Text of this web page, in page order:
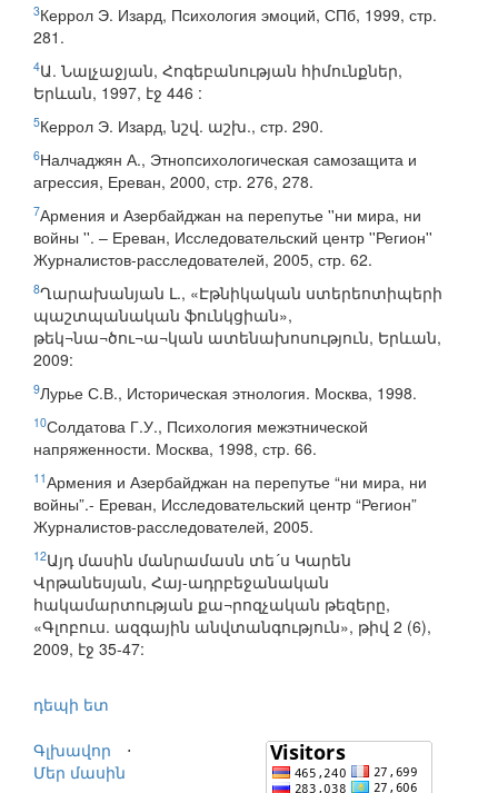
3Керрол Э. Изард, Психология эмоций, СПб, 1999, стр.
281.
4Ա. Նալչաջյան, Հոգեբանության հիմունքներ,
Երևան, 1997, էջ 446 :
5Керрол Э. Изард, նշվ. աշխ., стр. 290.
6Налчаджян А., Этнопсихологическая самозащита и
агрессия, Ереван, 2000, стр. 276, 278.
7Армения и Азербайджан на перепутье ''ни мира, ни
войны ''. – Ереван, Исследовательский центр ''Регион''
Журналистов-расследователей, 2005, стр. 62.
8Ղարախանյան Լ., «Էթնիկական ստերեոտիպերի
պաշտպանական ֆունկցիան»,
թեկ¬նա¬ծու¬ա¬կան ատենախոսություն, Երևան,
2009:
9Лурье С.В., Историческая этнология. Москва, 1998.
10Солдатова Г.У., Психология межэтнической
напряженности. Москва, 1998, стр. 66.
11Армения и Азербайджан на перепутье “ни мира, ни
войны”.- Ереван, Исследовательский центр “Регион”
Журналистов-расследователей, 2005.
12Այդ մասին մանրամասն տե´ս Կարեն
Վրթանեսյան, Հայ-ադրբեջանական
հակամարտության քա¬րոզչական թեզերը,
«Գլոբուս. ազգային անվտանգություն», թիվ 2 (6),
2009, էջ 35-47:
դեպի ետ
Գլխավոր
⋅
Մեր մասին